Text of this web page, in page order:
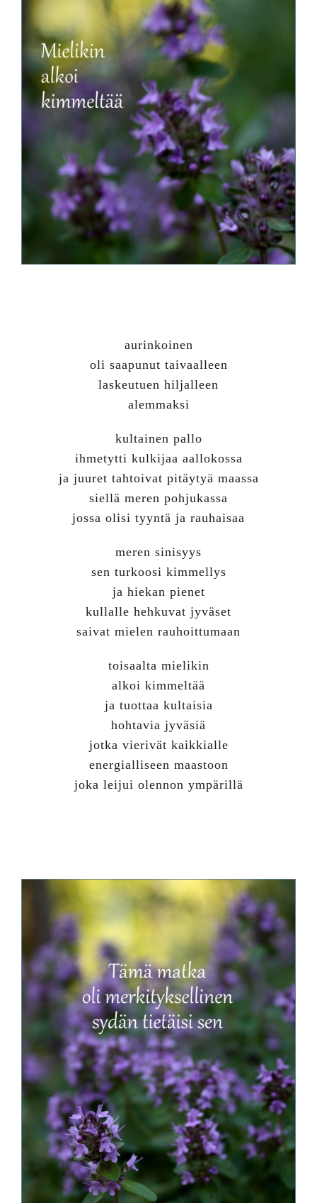
aurinkoinen
oli saapunut taivaalleen
laskeutuen hiljalleen
alemmaksi
kultainen pallo
ihmetytti kulkijaa aallokossa
ja juuret tahtoivat pitäytyä maassa
siellä meren pohjukassa
jossa olisi tyyntä ja rauhaisaa
meren sinisyys
sen turkoosi kimmellys
ja hiekan pienet
kullalle hehkuvat jyväset
saivat mielen rauhoittumaan
toisaalta mielikin
alkoi kimmeltää
ja tuottaa kultaisia
hohtavia jyväsiä
jotka vierivät kaikkialle
energialliseen maastoon
joka leijui olennon ympärillä